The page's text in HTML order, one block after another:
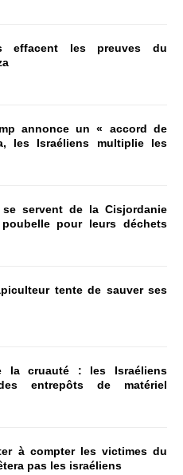
effacent les preuves du
annonce un « accord de
les Israéliens multiplie les
se servent de la Cisjordanie
poubelle pour leurs déchets
tente de sauver ses
la cruauté : les Israéliens
entrepôts de matériel
à compter les victimes du
pas les israéliens